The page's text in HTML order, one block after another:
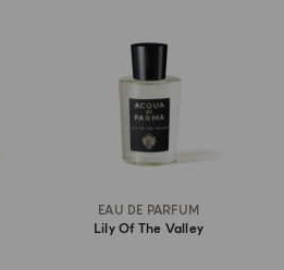
EAU DE PARFUM
Lily Of The Valley